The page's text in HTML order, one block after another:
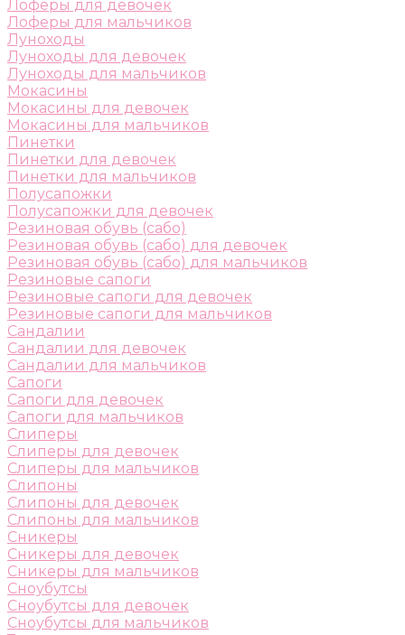
Лоферы для девочек
Лоферы для мальчиков
Луноходы
Луноходы для девочек
Луноходы для мальчиков
Мокасины
Мокасины для девочек
Мокасины для мальчиков
Пинетки
Пинетки для девочек
Пинетки для мальчиков
Полусапожки
Полусапожки для девочек
Резиновая обувь (сабо)
Резиновая обувь (сабо) для девочек
Резиновая обувь (сабо) для мальчиков
Резиновые сапоги
Резиновые сапоги для девочек
Резиновые сапоги для мальчиков
Сандалии
Сандалии для девочек
Сандалии для мальчиков
Сапоги
Сапоги для девочек
Сапоги для мальчиков
Слиперы
Слиперы для девочек
Слиперы для мальчиков
Слипоны
Слипоны для девочек
Слипоны для мальчиков
Сникеры
Сникеры для девочек
Сникеры для мальчиков
Сноубутсы
Сноубутсы для девочек
Сноубутсы для мальчиков